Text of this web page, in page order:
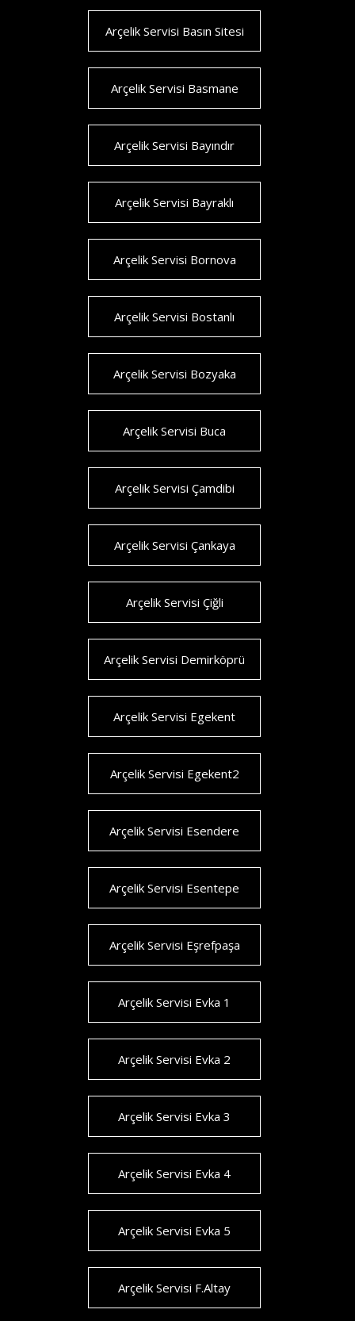
Arçelik Servisi Basın Sitesi
Arçelik Servisi Basmane
Arçelik Servisi Bayındır
Arçelik Servisi Bayraklı
Arçelik Servisi Bornova
Arçelik Servisi Bostanlı
Arçelik Servisi Bozyaka
Arçelik Servisi Buca
Arçelik Servisi Çamdibi
Arçelik Servisi Çankaya
Arçelik Servisi Çiğli
Arçelik Servisi Demirköprü
Arçelik Servisi Egekent
Arçelik Servisi Egekent2
Arçelik Servisi Esendere
Arçelik Servisi Esentepe
Arçelik Servisi Eşrefpaşa
Arçelik Servisi Evka 1
Arçelik Servisi Evka 2
Arçelik Servisi Evka 3
Arçelik Servisi Evka 4
Arçelik Servisi Evka 5
Arçelik Servisi F.Altay